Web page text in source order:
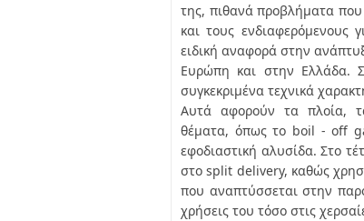
της, πιθανά προβλήματα
και τους ενδιαφερόμενους
ειδική αναφορά στην
Ευρώπη και στην Ελλάδα.
συγκεκριμένα τεχνικά
Αυτά αφορούν τα πλοία,
θέματα, όπως το boil - off
εφοδιαστική αλυσίδα. Στο
στο split delivery, καθώς
που αναπτύσσεται στην
χρήσεις του τόσο στις